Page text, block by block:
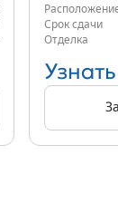
Срок сдачи
Отделка